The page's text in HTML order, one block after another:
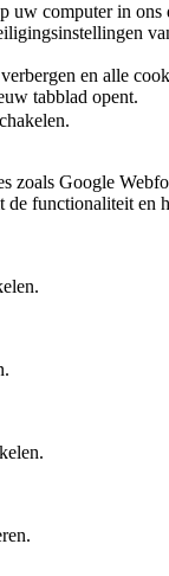
uw computer in
en alle
tabblad opent.
zoals Google
functionaliteit